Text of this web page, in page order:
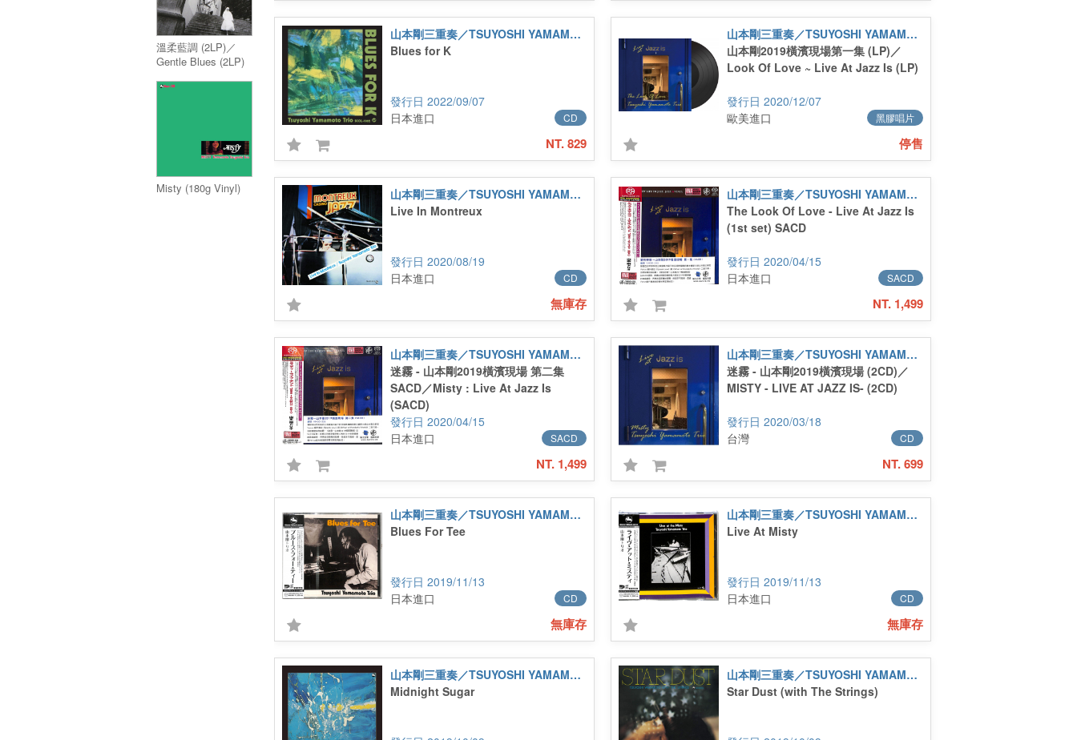
溫柔藍調 (2LP)／
Gentle Blues (2LP)
Misty (180g Vinyl)
山本剛三重奏／TSUYOSHI YAMAMOTO TRIO
Blues for K
2022/09/07
CD
日本進口
NT. 829
山本剛三重奏／TSUYOSHI YAMAMOTO TRIO
山本剛2019橫濱現場第一集 (LP)／
Look Of Love ~ Live At Jazz Is (LP)
2020/12/07
黑膠唱片
歐美進口
停售
山本剛三重奏／TSUYOSHI YAMAMOTO TRIO
Live In Montreux
2020/08/19
CD
日本進口
無庫存
山本剛三重奏／TSUYOSHI YAMAMOTO TRIO
The Look Of Love - Live At Jazz Is
(1st set) SACD
2020/04/15
SACD
日本進口
NT. 1,499
山本剛三重奏／TSUYOSHI YAMAMOTO TRIO
迷霧 - 山本剛2019橫濱現場 第二集
SACD／Misty : Live At Jazz Is
(SACD)
2020/04/15
SACD
日本進口
NT. 1,499
山本剛三重奏／TSUYOSHI YAMAMOTO TRIO
迷霧 - 山本剛2019橫濱現場 (2CD)／
MISTY - LIVE AT JAZZ IS- (2CD)
2020/03/18
CD
台灣
NT. 699
山本剛三重奏／TSUYOSHI YAMAMOTO TRIO
Blues For Tee
2019/11/13
CD
日本進口
無庫存
山本剛三重奏／TSUYOSHI YAMAMOTO TRIO
Live At Misty
2019/11/13
CD
日本進口
無庫存
山本剛三重奏／TSUYOSHI YAMAMOTO TRIO
Midnight Sugar
山本剛三重奏／TSUYOSHI YAMAMOTO TRIO
Star Dust (with The Strings)